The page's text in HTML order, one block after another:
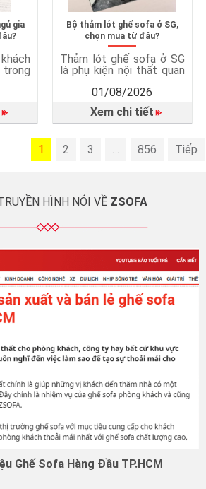
gia
tiện
là
Bộ thảm lót ghế sofa ở SG,
chọn mua từ đâu?
Thảm lót ghế sofa ở SG
là phụ kiện nội thất quan
không gian phòng khách
và mang lại nhiều lợi ích
trong quá trình sử dụng.
Thảm lót ghế sofa không
trí mà còn góp phần bảo
01/08/2026
Xem chi tiết
1 2 3 … 856 Tiếp
HÌNH NÓI VỀ ZSOFA
Ghế Sofa Hàng Đầu TP.HCM